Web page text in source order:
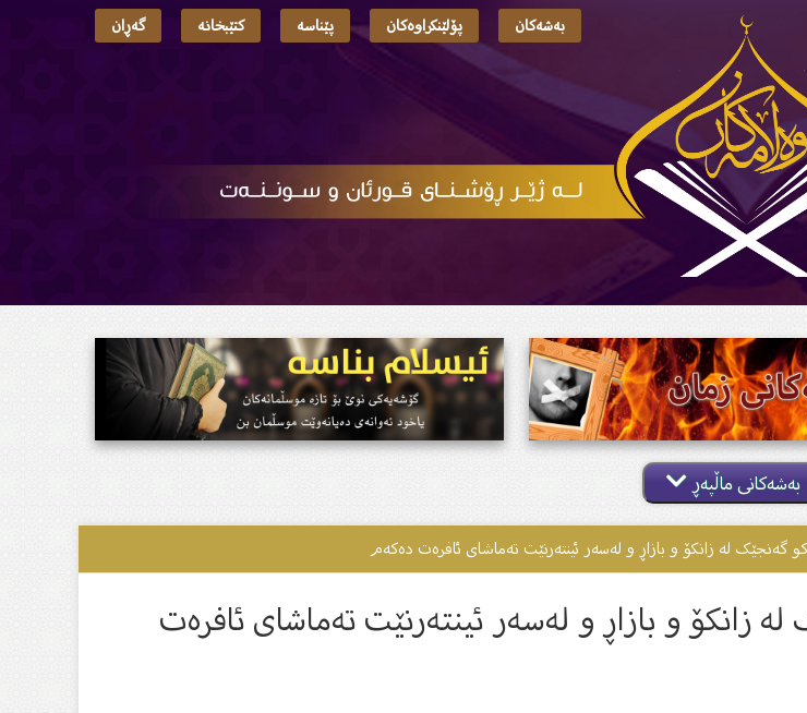
بەشەکان پۆلێنکراوەکان پێناسە کتێبخانە گەڕان
بەشەکانی ماڵپەڕ
گەنجێک لە زانکۆ و بازاڕ و لەسەر ئینتەرنێت تەماشاى ئافرەت دەکەم
زانکۆ و بازاڕ و لەسەر ئینتەرنێت تەماشاى ئافرەت